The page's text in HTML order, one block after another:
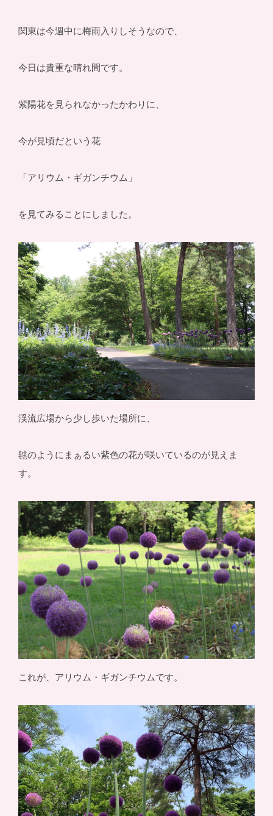
関東は今週中に梅雨入りしそうなので、
今日は貴重な晴れ間です。
紫陽花を見られなかったかわりに、
今が見頃だという花
「アリウム・ギガンチウム」
を見てみることにしました。
渓流広場から少し歩いた場所に、
毬のようにまぁるい紫色の花が咲いているのが見えま
す。
これが、アリウム・ギガンチウムです。